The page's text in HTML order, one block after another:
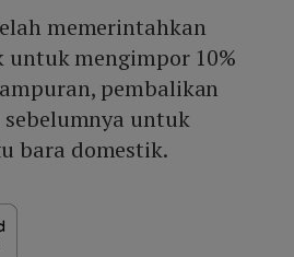
memerintahkan
mengimpor 10%
pembalikan
untuk
bara domestik.